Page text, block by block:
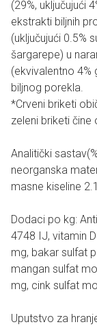
(29%, uključujući
ekstrakti biljnih
(uključujući 0.5%
šargarepe) u
(ekvivalentno 4%
biljnog porekla.
*Crveni briketi
zeleni briketi
Analitički
neorganska
masne kiseline
Dodaci po kg:
4748 IJ, vitamin
mg, bakar sulfat
mangan sulfat
mg, cink sulfat
Uputstvo za